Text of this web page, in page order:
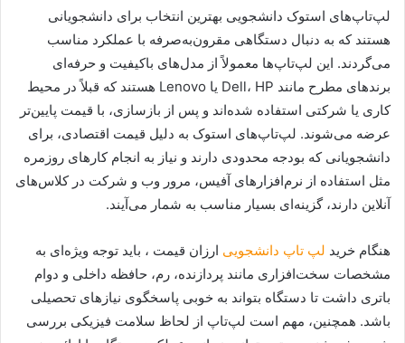
لپ‌تاپ‌های استوک دانشجویی بهترین انتخاب برای دانشجویانی
هستند که به دنبال دستگاهی مقرون‌به‌صرفه با عملکرد مناسب
می‌گردند. این لپ‌تاپ‌ها معمولاً از مدل‌های باکیفیت و حرفه‌ای
برندهای مطرح مانند Dell، HP یا Lenovo هستند که قبلاً در محیط
کاری یا شرکتی استفاده شده‌اند و پس از بازسازی، با قیمت پایین‌تر
عرضه می‌شوند. لپ‌تاپ‌های استوک به دلیل قیمت اقتصادی، برای
دانشجویانی که بودجه محدودی دارند و نیاز به انجام کارهای روزمره
مثل استفاده از نرم‌افزارهای آفیس، مرور وب و شرکت در کلاس‌های
آنلاین دارند، گزینه‌ای بسیار مناسب به شمار می‌آیند.
هنگام خرید لپ تاپ دانشجویی ارزان قیمت ، باید توجه ویژه‌ای به
مشخصات سخت‌افزاری مانند پردازنده، رم، حافظه داخلی و دوام
باتری داشت تا دستگاه بتواند به خوبی پاسخگوی نیازهای تحصیلی
باشد. همچنین، مهم است لپ‌تاپ از لحاظ سلامت فیزیکی بررسی